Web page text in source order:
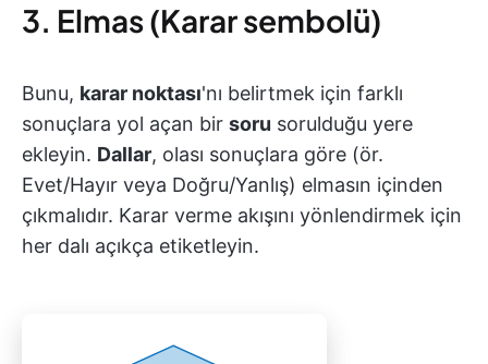
3. Elmas (Karar sembolü)
Bunu, karar noktası'nı belirtmek için farklı
sonuçlara yol açan bir soru sorulduğu yere
ekleyin. Dallar, olası sonuçlara göre (ör.
Evet/Hayır veya Doğru/Yanlış) elmasın içinden
çıkmalıdır. Karar verme akışını yönlendirmek için
her dalı açıkça etiketleyin.